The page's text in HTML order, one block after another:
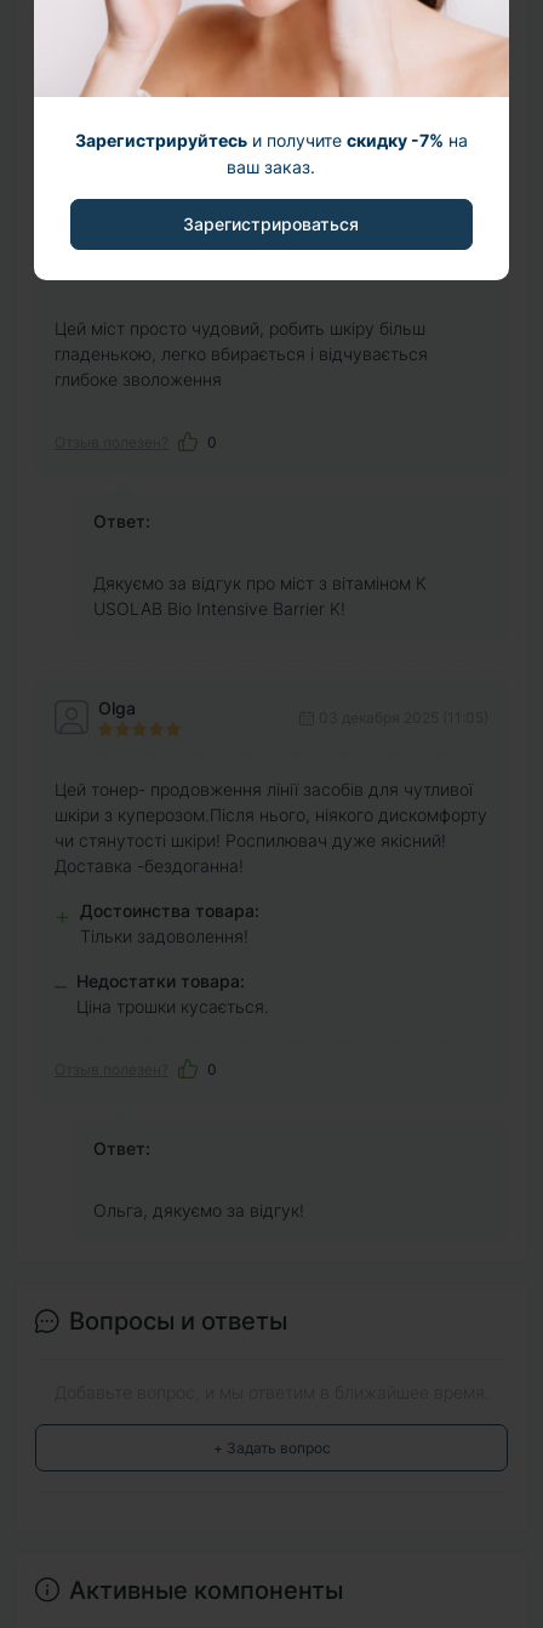
Зарегистрируйтесьи получите скидку -7% на
ваш заказ.
Зарегистрироваться
0
1 0
+ Добавить отзыв
Руслана Фризюк 10 мая (13:32)
Цей міст просто чудовий, робить шкіру більш
гладенькою, легко вбирається і відчувається
глибоке зволоження
0
Ответ:
Дякуємо за відгук про міст з вітаміном К
USOLAB Bio Intensive Barrier K!
Olga
Цей тонер- продовження лінії засобів для чутливої
шкіри з куперозом.Після нього, ніякого дискомфорту
чи стянутості шкіри! Роспилювач дуже якісний!
Доставка -бездоганна!
+
Достоинства товара:
Тільки задоволення!
– Недостатки товара:
Ціна трошки кусається.
0
Ответ:
Ольга, дякуємо за відгук!
Вопросы и ответы
+ Задать вопрос
Активные компоненты